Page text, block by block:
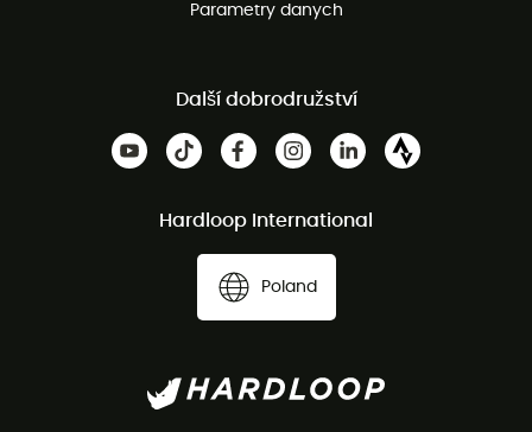
Parametry danych
Další dobrodružství
Hardloop International
Poland